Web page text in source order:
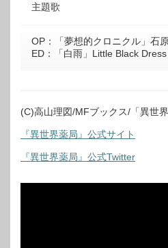
主題歌
OP：「夢想的クロニクル」石
ED：「白雨」Little Black Dress
(C)高山理図/MFブックス/「異世
『異世界薬局』公式サイト
『異世界薬局』公式Twitter